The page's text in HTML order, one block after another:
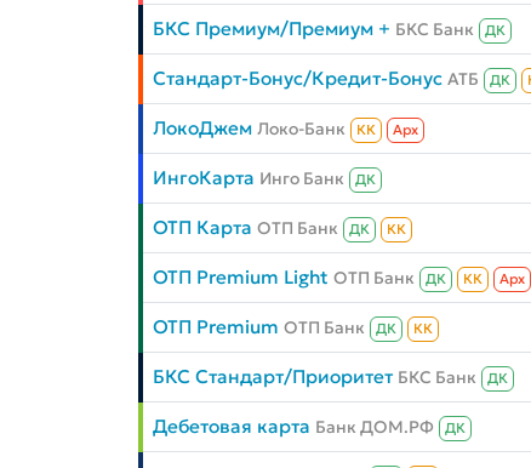
БКС Премиум/Премиум + БКС Банк ДК
Стандарт-Бонус/Кредит-Бонус АТБ ДК
ЛокоДжем Локо-Банк КК Aрх
ИнгоКарта Инго Банк ДК
ОТП Карта ОТП Банк ДК КК
ОТП Premium Light ОТП Банк ДК КК Aрх
ОТП Premium ОТП Банк ДК КК
БКС Стандарт/Приоритет БКС Банк ДК
Дебетовая карта Банк ДОМ.РФ ДК